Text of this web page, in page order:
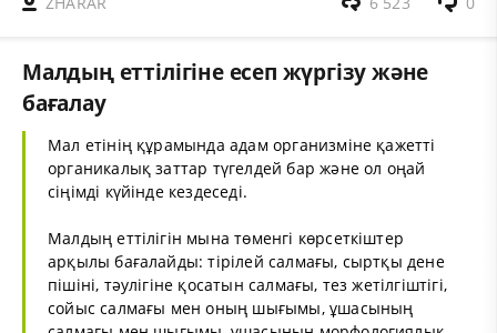
Малдың еттілігіне есеп жүргізу және
бағалау
Мал етінің құрамында адам организміне қажетті
органикалық заттар түгелдей бар және ол оңай
сіңімді күйінде кездеседі.
Малдың еттілігін мына төменгі көрсеткіштер
арқылы бағалайды: тірілей салмағы, сыртқы дене
пішіні, тәулігіне қосатын салмағы, тез жетілгіштігі,
сойыс салмағы мен оның шығымы, ұшасының